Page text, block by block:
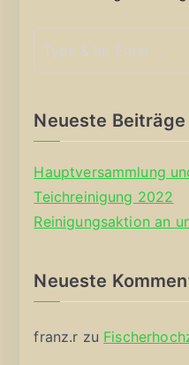
Neueste Beiträge
Hauptversammlung
Teichreinigung 2022
Reinigungsaktion an
Neueste
franz.r zu